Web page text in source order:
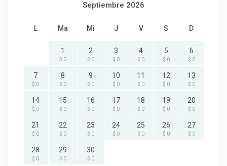
Septiembre 2026
L Ma Mi J V S D
1
$ 0
2
$ 0
3
$ 0
4
$ 0
5
$ 0
6
$ 0
7
$ 0
8
$ 0
9
$ 0
10
$ 0
11
$ 0
12
$ 0
13
$ 0
14
$ 0
15
$ 0
16
$ 0
17
$ 0
18
$ 0
19
$ 0
20
$ 0
21
$ 0
22
$ 0
23
$ 0
24
$ 0
25
$ 0
26
$ 0
27
$ 0
28
$ 0
29
$ 0
30
$ 0